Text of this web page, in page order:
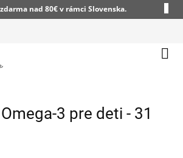
nad 80€ v rámci Slovenska.
3 pre deti - 31